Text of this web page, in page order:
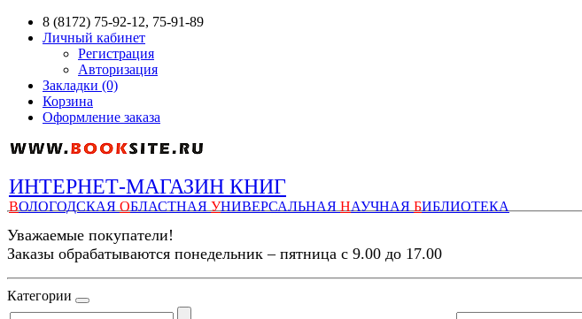
8 (8172) 75-92-12, 75-91-89
Личный кабинет
Регистрация
Авторизация
Закладки (0)
Корзина
Оформление заказа
ИНТЕРНЕТ-МАГАЗИН КНИГ
ВОЛОГОДСКАЯ ОБЛАСТНАЯ УНИВЕРСАЛЬНАЯ НАУЧНАЯ БИБЛИОТЕКА
Уважаемые покупатели!
Заказы обрабатываются понедельник – пятница с 9.00 до 17.00
Категории